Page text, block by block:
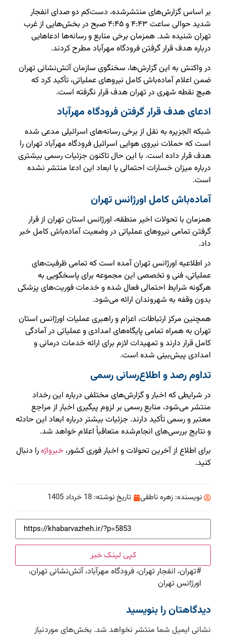
بر اساس گزارش‌های منتشرشده، دست‌کم دو صدای انفجار
شدید حوالی ساعت ۴:۴۳ و ۴:۴۵ صبح در بخش‌هایی از غرب
تهران شنیده شد. همزمان برخی منابع و رسانه‌ها ادعاهایی
درباره هدف قرار گرفتن فرودگاه مهرآباد مطرح کردند.
در واکنش به این گزارش‌ها، سخنگوی سازمان آتش‌نشانی تهران
ضمن اعلام آماده‌باش کامل نیروهای عملیاتی، تأکید کرد که
هیچ نقطه شهری در تهران هدف قرار نگرفته است.
ادعای هدف قرار گرفتن فرودگاه مهرآباد
شبکه الجزیره به نقل از برخی رسانه‌های اسرائیلی مدعی شده
است که حملات نیروی هوایی اسرائیل فرودگاه مهرآباد تهران را
هدف قرار داده است. با این حال تاکنون جزئیات رسمی بیشتری
درباره میزان خسارات احتمالی یا ابعاد این ادعا منتشر نشده
است.
آماده‌باش کامل اورژانس تهران
همزمان با تحولات اخیر منطقه، اورژانس استان تهران از قرار
گرفتن تمامی نیروهای عملیاتی در وضعیت آماده‌باش کامل خبر
داد.
در اطلاعیه اورژانس تهران آمده است که تمامی ظرفیت‌های
عملیاتی، فنی و تخصصی این مجموعه برای پاسخگویی به
هرگونه شرایط احتمالی فعال شده و خدمات فوریت‌های پزشکی
بدون وقفه به شهروندان ارائه می‌شود.
همچنین مرکز ارتباطات، اعزام و راهبری عملیات اورژانس استان
تهران به همراه تمامی پایگاه‌های امدادی و عملیاتی در آمادگی
کامل قرار دارند و تمهیدات لازم برای ارائه خدمات درمانی و
امدادی پیش‌بینی شده است.
تداوم رصد و اطلاع‌رسانی رسمی
در شرایطی که اخبار و گزارش‌های مختلفی درباره این رخداد
منتشر می‌شود، منابع رسمی بر لزوم پیگیری اخبار از مراجع
معتبر و رسمی تأکید دارند. جزئیات بیشتر درباره ابعاد این حادثه
و نتایج بررسی‌های انجام‌شده متعاقباً اعلام خواهد شد.
برای اطلاع از آخرین تحولات و اخبار فوری کشور، خبرواژهرا دنبال
کنید.
نویسنده: زهره ناطقی تاریخ نوشته: 18 خرداد 1405
کپی لینک خبر
#تهران، انفجار تهران، فرودگاه مهرآباد، آتش‌نشانی تهران،
اورژانس تهران
دیدگاهتان را بنویسید
نشانی ایمیل شما منتشر نخواهد شد. بخش‌های موردنیاز